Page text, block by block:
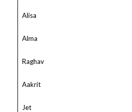
Alisa
Alma
Raghav
Aakrit
Jet